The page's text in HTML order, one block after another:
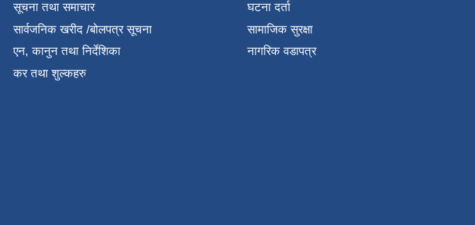
सूचना तथा समाचार
सार्वजनिक खरीद /बोलपत्र सूचना
एन, कानुन तथा निर्देशिका
कर तथा शुल्कहरु
घटना दर्ता
सामाजिक सुरक्षा
नागरिक वडापत्र